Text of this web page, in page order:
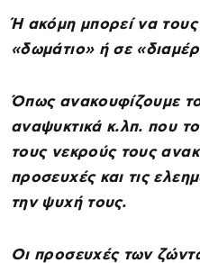
Ή ακόμη μπορεί να
«δωμάτιο» ή σε
Όπως ανακουφίζουμε
αναψυκτικά κ.λπ. που
τους νεκρούς τους
προσευχές και τις
την ψυχή τους.
Οι προσευχές των